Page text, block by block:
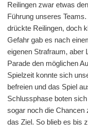
Reilingen zwar etwas
Führung unseres
drückte Reilingen, doch
Gefahr gab es nach
eigenen Strafraum, aber
Parade den möglichen
Spielzeit konnte sich
befreien und das Spiel
Schlussphase boten
sogar noch die Chancen
das Ziel. So blieb es bis